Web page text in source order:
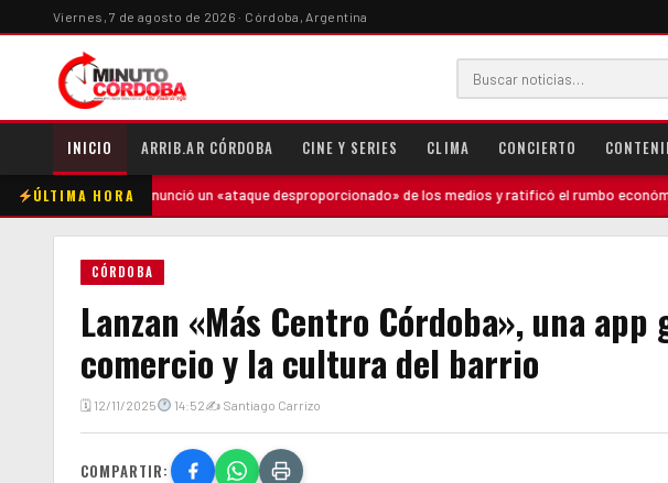
Viernes, 7 de agosto de 2026 · Córdoba, Argentina
INICIO ARRIB.AR CÓRDOBA CINE Y SERIES CLIMA CONCIERTO
ÚLTIMA HORA
un «ataque desproporcionado» de los medios y ratificó el rumbo económico · Caso
CÓRDOBA
Lanzan «Más Centro Córdoba», una
comercio y la cultura del barrio
🗓 12/11/2025 14:52✍ Santiago Carrizo
COMPARTIR: